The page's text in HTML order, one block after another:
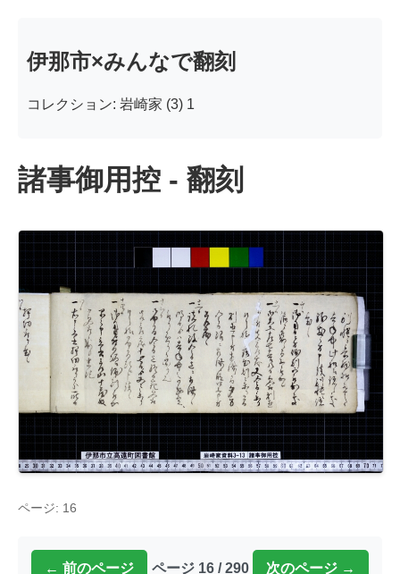
伊那市×みんなで翻刻
コレクション: 岩崎家 (3) 1
諸事御用控 - 翻刻
ページ: 16
← 前のページ ページ 16 / 290 次のページ →